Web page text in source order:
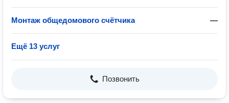
Монтаж общедомового счётчика —
Ещё 13 услуг
Позвонить